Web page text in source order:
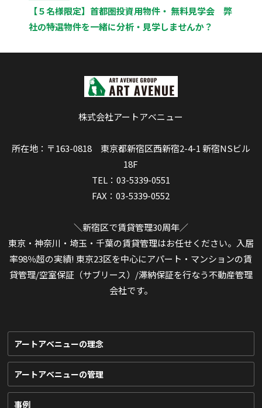
【５名様限定】首都圏投資用物件・ 無料見学会 弊
社の特選物件を一緒に分析・見学しませんか？
株式会社アートアベニュー
所在地：〒163-0818 東京都新宿区西新宿2-4-1 新宿NSビル
18F
TEL：03-5339-0551
FAX：03-5339-0552
＼新宿区で賃貸管理30周年／
東京・神奈川・埼玉・千葉の賃貸管理はお任せください。入居
率98％超の実績! 東京23区を中心にアパート・マンションの賃
貸管理/空室保証（サブリース）/滞納保証を行なう不動産管理
会社です。
アートアベニューの理念
アートアベニューの管理
事例